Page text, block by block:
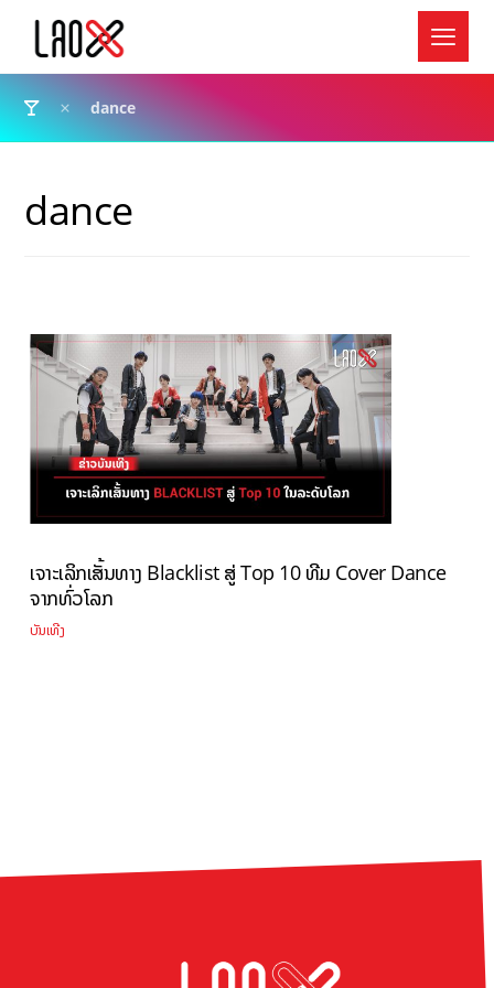
dance
dance
ເຈາະເລິກເສັ້ນທາງ Blacklist ສູ່ Top 10 ທີມ Cover Dance
ຈາກທົ່ວໂລກ
ບັນເທີງ